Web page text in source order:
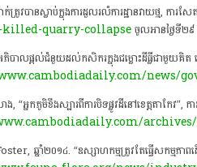
ក់ត្រូវបានស្លាប់ក្នុងការដួលរលំការដ្ឋានវាយថ្ម, ការ
quarry-collapseចូលអានថ្ងៃទី២៩
បាលផ្តល់ជំនួយដល់កសិករក្នុងជម្លោះដីធ្លីជាមួយគិត ម៉
news/
ង, “អ្នកភូមិខឹងស្បារពីការបិទផ្លូវដីនៅខេត្តតាកែវ
ឆ្នាំ២០១៤. “ឧស្សាហកម្មត្រូវតែធ្វើសកម្មភាព